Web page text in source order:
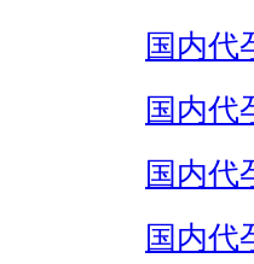
国内代
国内代
国内代
国内代